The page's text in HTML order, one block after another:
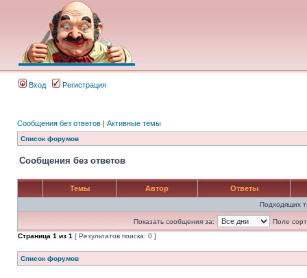
Вход Регистрация
Сообщения без ответов | Активные темы
Список форумов
Сообщения без ответов
Темы Автор Ответы
Подходящих
Показать сообщения за:
Поле
Страница 1 из 1 [ Результатов поиска: 0 ]
Список форумов